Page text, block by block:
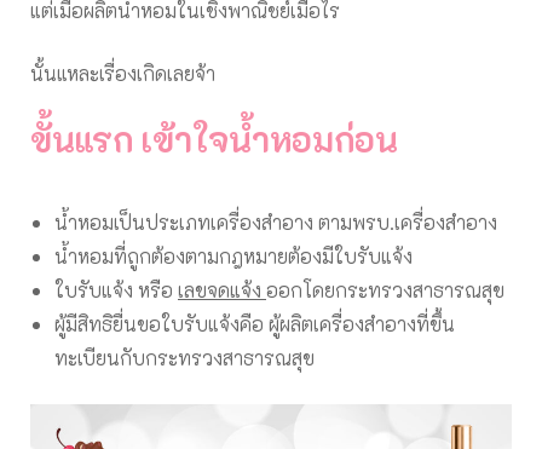
แต่เมื่อผลิตน้ำหอมในเชิงพาณิชย์เมื่อไร
นั้นแหละเรื่องเกิดเลยจ้า
ขั้นแรก เข้าใจน้ำหอมก่อน
น้ำหอมเป็นประเภทเครื่องสำอาง ตามพรบ.เครื่องสำอาง
น้ำหอมที่ถูกต้องตามกฎหมายต้องมีใบรับแจ้ง
ใบรับแจ้ง หรือ เลขจดแจ้ง ออกโดยกระทรวงสาธารณสุข
ผู้มีสิทธิยื่นขอใบรับแจ้งคือ ผู้ผลิตเครื่องสำอางที่ขึ้น
ทะเบียนกับกระทรวงสาธารณสุข